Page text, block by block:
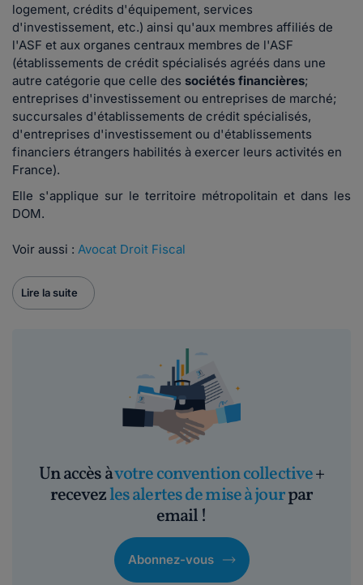
logement, crédits d'équipement, services
d'investissement, etc.) ainsi qu'aux membres affiliés de
l'ASF et aux organes centraux membres de l'ASF
(établissements de crédit spécialisés agréés dans une
autre catégorie que celle des sociétés financières;
entreprises d'investissement ou entreprises de marché;
succursales d'établissements de crédit spécialisés,
d'entreprises d'investissement ou d'établissements
financiers étrangers habilités à exercer leurs activités en
France).
Elle s'applique sur le territoire métropolitain et dans les
DOM.
Voir aussi : Avocat Droit Fiscal
Lire la suite
Un accès àvotre convention collective+
recevezles alertes de mise à jourpar
email !
Abonnez-vous